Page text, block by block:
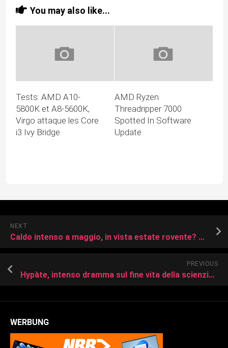
You may also like...
Tests: AMD A10-
5800K et A8-5600K,
Virgo attaque les Core
i3 Ivy Bridge
AMD Ryzen
Threadripper 7000
Spotted In Software
Update
NEXT
Caldo intenso a maggio, in vista estate rovente? L’analisi
PREVIOUS
Hypàte, intenso dramma sul fine vita della scienziata alessandrina del V sec. d.C., in scena alla Sala Assoli nel cuore di Napoli
WERBUNG